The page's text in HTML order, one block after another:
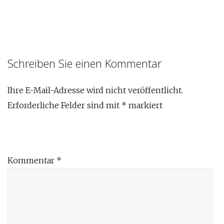
Schreiben Sie einen Kommentar
Ihre E-Mail-Adresse wird nicht veröffentlicht.
Erforderliche Felder sind mit * markiert
Kommentar *